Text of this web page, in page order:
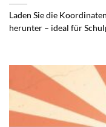
Laden Sie die
herunter – ideal für